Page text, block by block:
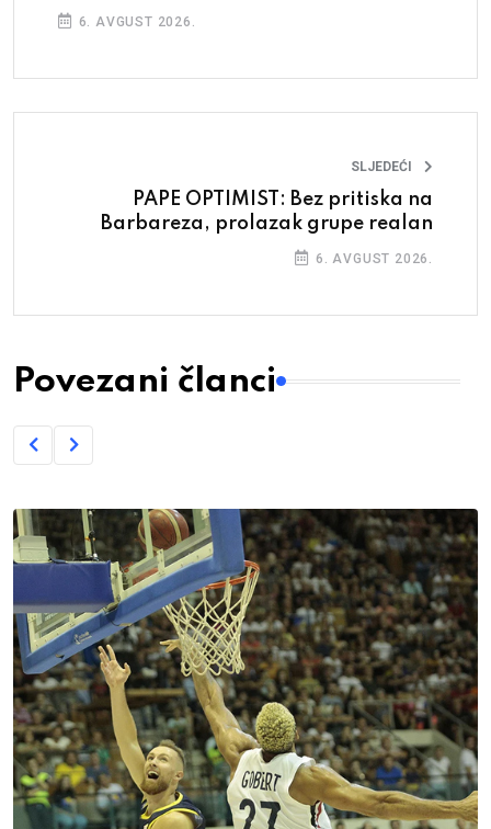
6. AVGUST 2026.
SLJEDEĆI
PAPE OPTIMIST: Bez pritiska na
Barbareza, prolazak grupe realan
6. AVGUST 2026.
Povezani članci